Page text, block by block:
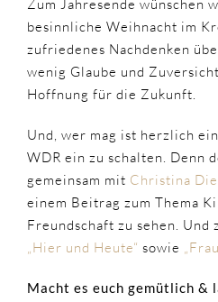
Zum Jahresende wünschen
besinnliche Weihnacht im
zufriedenes Nachdenken
wenig Glaube und
Hoffnung für die Zukunft.
Und, wer mag ist herzlich
WDR ein zu schalten. Denn
gemeinsam mit Christina
einem Beitrag zum Thema
Freundschaft zu sehen. Und
„Hier und Heute“ sowie
Macht es euch gemütlich &